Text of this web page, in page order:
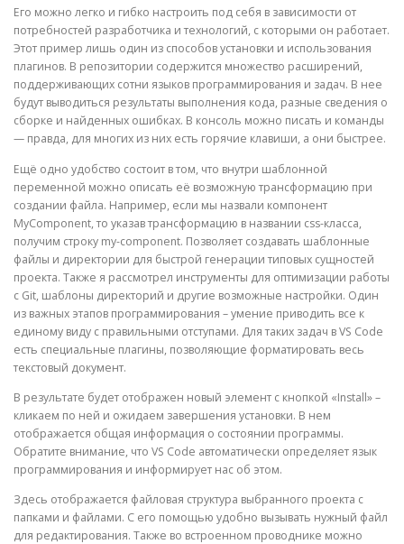
Его можно легко и гибко настроить под себя в зависимости от
потребностей разработчика и технологий, с которыми он работает.
Этот пример лишь один из способов установки и использования
плагинов. В репозитории содержится множество расширений,
поддерживающих сотни языков программирования и задач. В нее
будут выводиться результаты выполнения кода, разные сведения о
сборке и найденных ошибках. В консоль можно писать и команды
— правда, для многих из них есть горячие клавиши, а они быстрее.
Ещё одно удобство состоит в том, что внутри шаблонной
переменной можно описать её возможную трансформацию при
создании файла. Например, если мы назвали компонент
MyComponent, то указав трансформацию в названии css-класса,
получим строку my-component. Позволяет создавать шаблонные
файлы и директории для быстрой генерации типовых сущностей
проекта. Также я рассмотрел инструменты для оптимизации работы
с Git, шаблоны директорий и другие возможные настройки. Один
из важных этапов программирования – умение приводить все к
единому виду с правильными отступами. Для таких задач в VS Code
есть специальные плагины, позволяющие форматировать весь
текстовый документ.
В результате будет отображен новый элемент с кнопкой «Install» –
кликаем по ней и ожидаем завершения установки. В нем
отображается общая информация о состоянии программы.
Обратите внимание, что VS Code автоматически определяет язык
программирования и информирует нас об этом.
Здесь отображается файловая структура выбранного проекта с
папками и файлами. С его помощью удобно вызывать нужный файл
для редактирования. Также во встроенном проводнике можно